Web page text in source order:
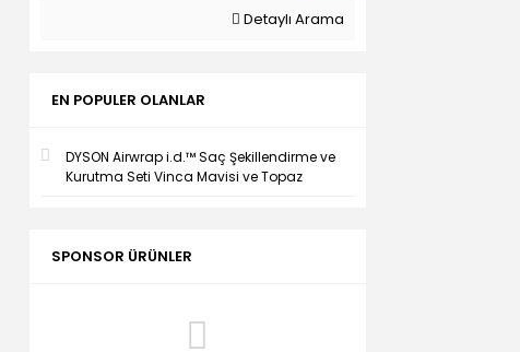
Detaylı Arama
EN POPULER OLANLAR
DYSON Airwrap i.d.™ Saç Şekillendirme ve
Kurutma Seti Vinca Mavisi ve Topaz
SPONSOR ÜRÜNLER